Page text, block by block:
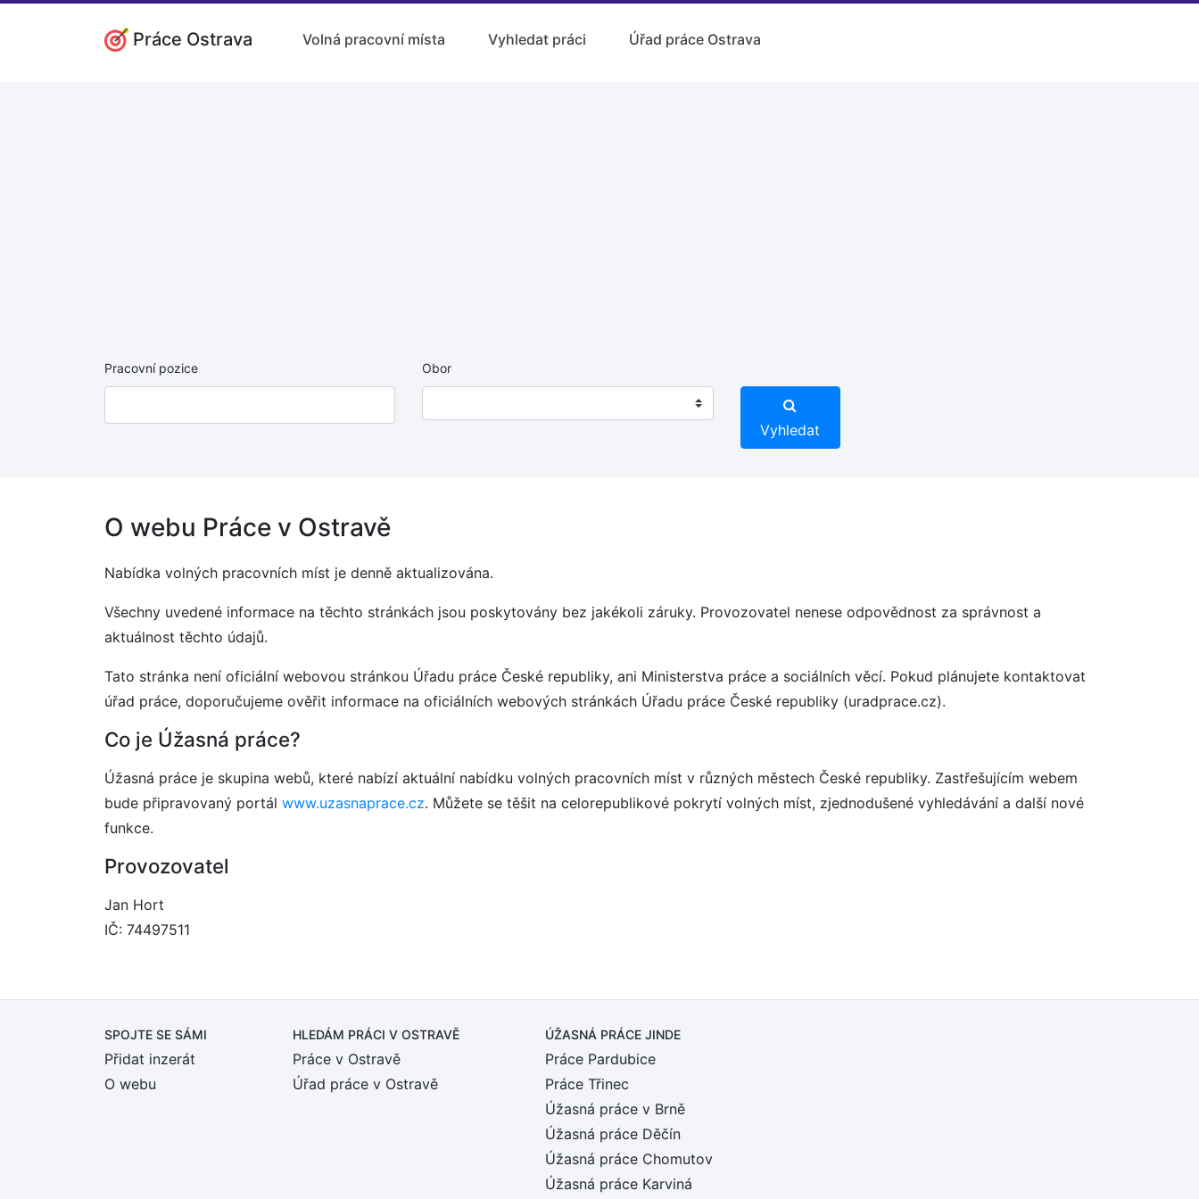
Práce Ostrava Volná pracovní místa Vyhledat práci Úřad práce Ostrava
Pracovní pozice Obor
Vyhledat
O webu Práce v Ostravě
Nabídka volných pracovních míst je denně aktualizována.
Všechny uvedené informace na těchto stránkách jsou poskytovány bez jakékoli záruky. Provozovatel nenese odpovědnost za správnost a
aktuálnost těchto údajů.
Tato stránka není oficiální webovou stránkou Úřadu práce České republiky, ani Ministerstva práce a sociálních věcí. Pokud plánujete kontaktovat
úřad práce, doporučujeme ověřit informace na oficiálních webových stránkách Úřadu práce České republiky (uradprace.cz).
Co je Úžasná práce?
Úžasná práce je skupina webů, které nabízí aktuální nabídku volných pracovních míst v různých městech České republiky. Zastřešujícím webem
bude připravovaný portál www.uzasnaprace.cz. Můžete se těšit na celorepublikové pokrytí volných míst, zjednodušené vyhledávání a další nové
funkce.
Provozovatel
Jan Hort
IČ: 74497511
SPOJTE SE SÁMI
Přidat inzerát
O webu
HLEDÁM PRÁCI V OSTRAVĚ
Práce v Ostravě
Úřad práce v Ostravě
ÚŽASNÁ PRÁCE JINDE
Práce Pardubice
Práce Třinec
Úžasná práce v Brně
Úžasná práce Děčín
Úžasná práce Chomutov
Úžasná práce Karviná